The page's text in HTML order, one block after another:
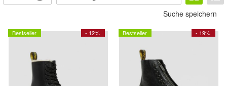
Suche speichern
- 12%
Bestseller - 19%
Bestseller